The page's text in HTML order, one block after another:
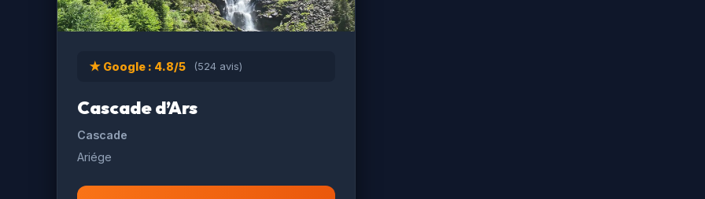
★ Google : 4.8/5 (524 avis)
Cascade d’Ars
Cascade
Ariége